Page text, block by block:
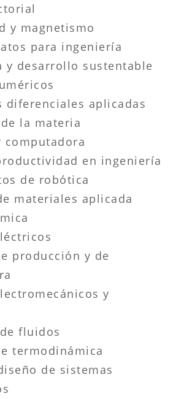
y magnetismo
para ingeniería
y desarrollo sustentable
diferenciales aplicadas
la materia
computadora
en ingeniería
de robótica
materiales aplicada
producción y de
y
fluidos
termodinámica
de sistemas